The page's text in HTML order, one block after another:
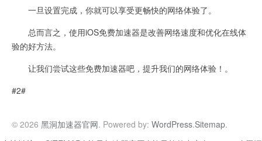
一旦设置完成，你就可以享受更畅快的网络体验了。
总而言之，使用iOS免费加速器是改善网络速度和优化在线体
验的好方法。
让我们尝试这些免费加速器吧，提升我们的网络体验！。
#2#
© 2026 黑洞加速器官网. Powered by: WordPress.Sitemap.